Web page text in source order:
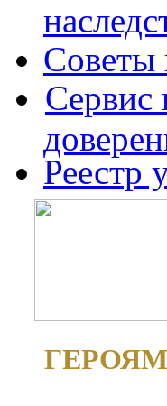
Советы
Сервис
Реестр